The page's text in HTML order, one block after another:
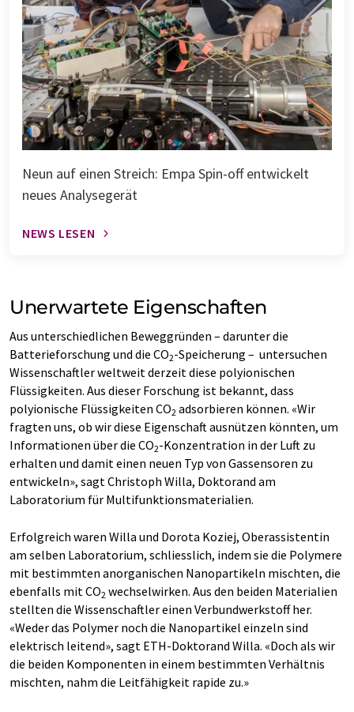
Neun auf einen Streich: Empa Spin-off entwickelt
neues Analysegerät
NEWS LESEN
Unerwartete Eigenschaften
Aus unterschiedlichen Beweggründen – darunter die
Batterieforschung und die CO2-Speicherung – untersuchen
Wissenschaftler weltweit derzeit diese polyionischen
Flüssigkeiten. Aus dieser Forschung ist bekannt, dass
polyionische Flüssigkeiten CO2 adsorbieren können. «Wir
fragten uns, ob wir diese Eigenschaft ausnützen könnten, um
Informationen über die CO2-Konzentration in der Luft zu
erhalten und damit einen neuen Typ von Gassensoren zu
entwickeln», sagt Christoph Willa, Doktorand am
Laboratorium für Multifunktionsmaterialien.
Erfolgreich waren Willa und Dorota Koziej, Oberassistentin
am selben Laboratorium, schliesslich, indem sie die Polymere
mit bestimmten anorganischen Nanopartikeln mischten, die
ebenfalls mit CO2 wechselwirken. Aus den beiden Materialien
stellten die Wissenschaftler einen Verbundwerkstoff her.
«Weder das Polymer noch die Nanopartikel einzeln sind
elektrisch leitend», sagt ETH-Doktorand Willa. «Doch als wir
die beiden Komponenten in einem bestimmten Verhältnis
mischten, nahm die Leitfähigkeit rapide zu.»